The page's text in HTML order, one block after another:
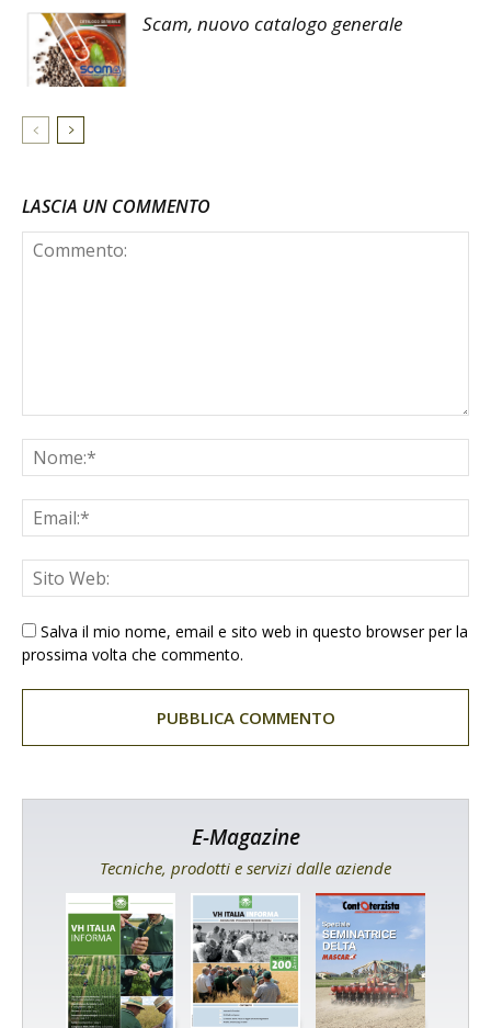
Scam, nuovo catalogo generale
LASCIA UN COMMENTO
Salva il mio nome, email e sito web in questo browser per la
prossima volta che commento.
E-Magazine
Tecniche, prodotti e servizi dalle aziende